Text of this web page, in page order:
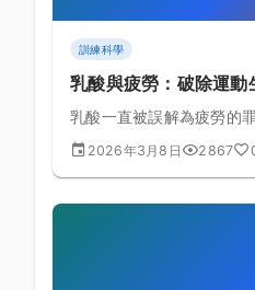
訓練科學
乳酸與疲勞：破除運動
乳酸一直被誤解為疲勞的
學研究揭示了乳酸真正的
2026年3月8日 2867